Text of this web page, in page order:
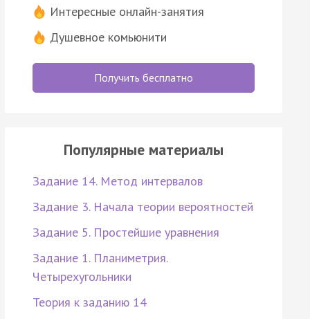
Интересные онлайн-занятия
Душевное комьюнити
Получить бесплатно
Популярные материалы
Задание 14. Метод интервалов
Задание 3. Начала теории вероятностей
Задание 5. Простейшие уравнения
Задание 1. Планиметрия.
Четырехугольники
Теория к заданию 14